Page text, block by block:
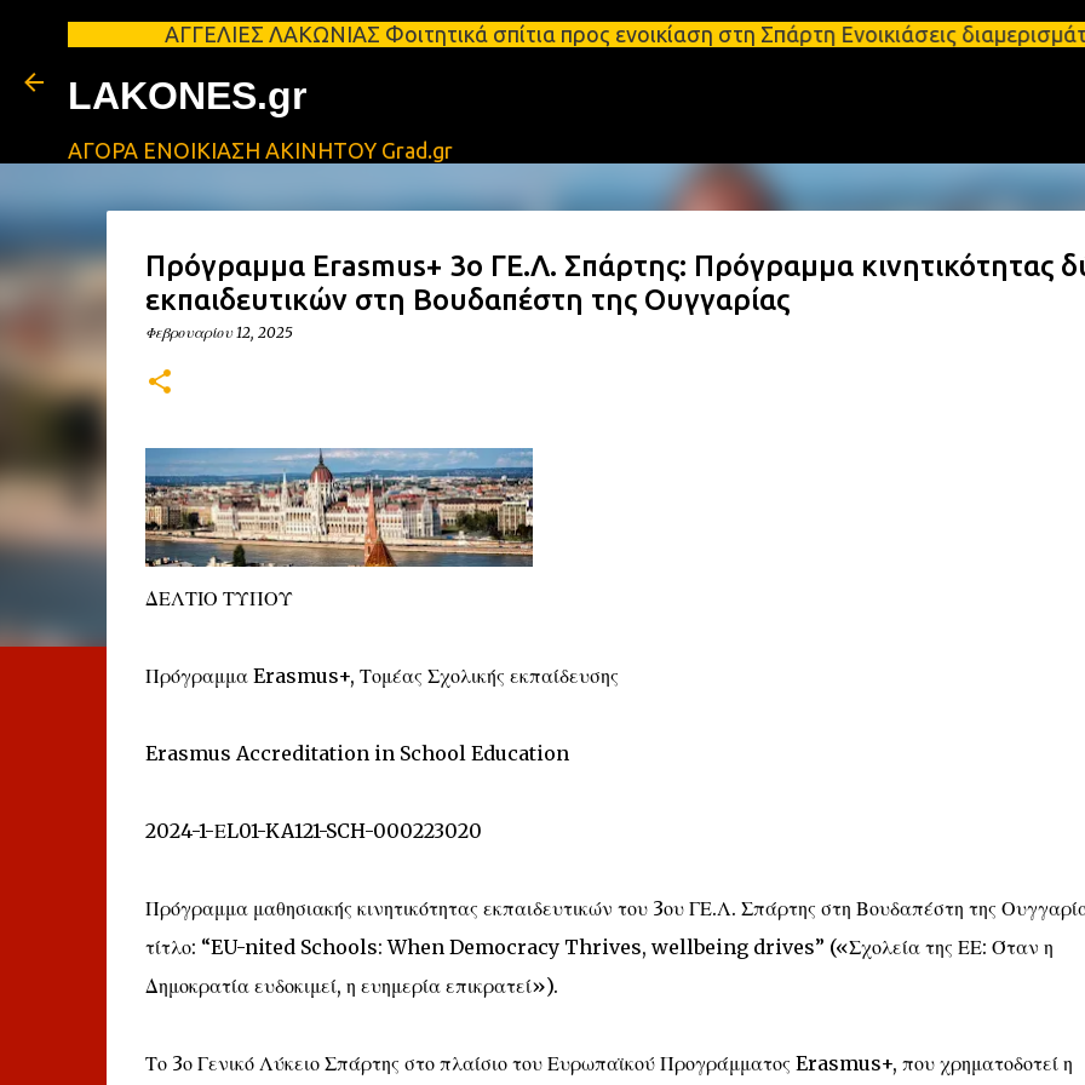
Μετάβαση στο κύριο περιεχόμενο
ΑΓΓΕΛΙΕΣ ΛΑΚΩΝΙΑΣ Φοιτητικά σπίτια προς ενοικίαση στη Σπάρτη Ενοικιάσεις διαμερισμάτων
LAKONES.gr
ΑΓΟΡΑ ΕΝΟΙΚΙΑΣΗ ΑΚΙΝΗΤΟΥ Grad.gr
Πρόγραμμα Erasmus+ 3ο ΓΕ.Λ. Σπάρτης: Πρόγραμμα κινητικότητας
εκπαιδευτικών στη Βουδαπέστη της Ουγγαρίας
Φεβρουαρίου 12, 2025
ΔΕΛΤΙΟ ΤΥΠΟΥ
Πρόγραμμα Erasmus+, Τομέας Σχολικής εκπαίδευσης
Erasmus Accreditation in School Education
2024-1-ΕL01-KA121-SCH-000223020
Πρόγραμμα μαθησιακής κινητικότητας εκπαιδευτικών του 3ου ΓΕ.Λ. Σπάρτης στη Βουδαπέστη της
τίτλο: “EU-nited Schools: When Democracy Thrives, wellbeing drives” («Σχολεία της ΕΕ: Όταν η
Δημοκρατία ευδοκιμεί, η ευημερία επικρατεί»).
Το 3ο Γενικό Λύκειο Σπάρτης στο πλαίσιο του Ευρωπαϊκού Προγράμματος Erasmus+, που χρηματοδοτεί η